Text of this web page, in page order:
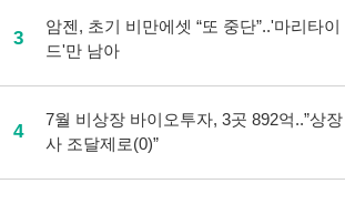
3
암젠, 초기 비만에셋 “또 중단”..'마리타이
드'만 남아
4
7월 비상장 바이오투자, 3곳 892억..”상장
사 조달제로(0)”